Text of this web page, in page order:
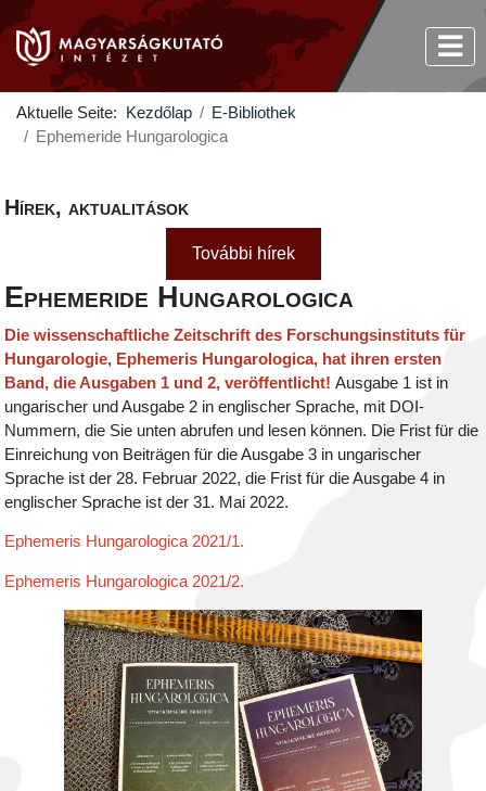
Aktuelle Seite: Kezdőlap
E-Bibliothek
Ephemeride Hungarologica
Hírek, aktualitások
További hírek
Ephemeride Hungarologica
Die wissenschaftliche Zeitschrift des Forschungsinstituts für
Hungarologie, Ephemeris Hungarologica, hat ihren ersten
Band, die Ausgaben 1 und 2, veröffentlicht! Ausgabe 1 ist in
ungarischer und Ausgabe 2 in englischer Sprache, mit DOI-
Nummern, die Sie unten abrufen und lesen können. Die Frist für die
Einreichung von Beiträgen für die Ausgabe 3 in ungarischer
Sprache ist der 28. Februar 2022, die Frist für die Ausgabe 4 in
englischer Sprache ist der 31. Mai 2022.
Ephemeris Hungarologica 2021/1.
Ephemeris Hungarologica 2021/2.